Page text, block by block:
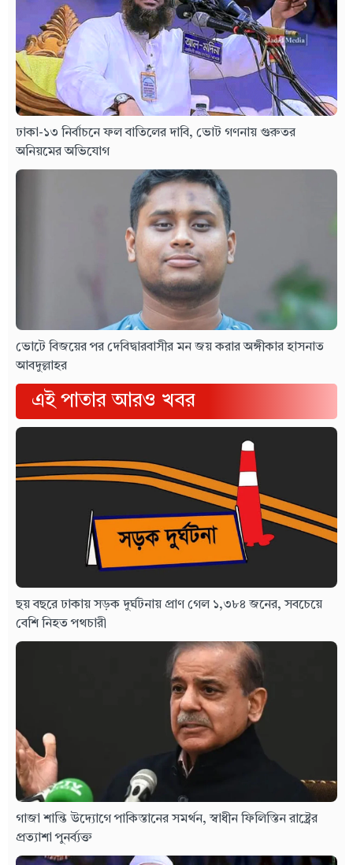
ঢাকা-১৩ নির্বাচনে ফল বাতিলের দাবি, ভোট গণনায় গুরুতর
অনিয়মের অভিযোগ
ভোটে বিজয়ের পর দেবিদ্বারবাসীর মন জয় করার অঙ্গীকার হাসনাত
আবদুল্লাহর
এই পাতার আরও খবর
ছয় বছরে ঢাকায় সড়ক দুর্ঘটনায় প্রাণ গেল ১,৩৮৪ জনের, সবচেয়ে
বেশি নিহত পথচারী
গাজা শান্তি উদ্যোগে পাকিস্তানের সমর্থন, স্বাধীন ফিলিস্তিন রাষ্ট্রের
প্রত্যাশা পুনর্ব্যক্ত